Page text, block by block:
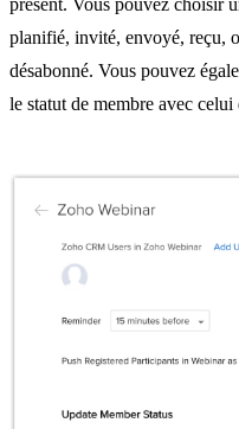
présent. Vous pouvez choisir
planifié, invité, envoyé, reçu,
désabonné. Vous pouvez
le statut de membre avec celui